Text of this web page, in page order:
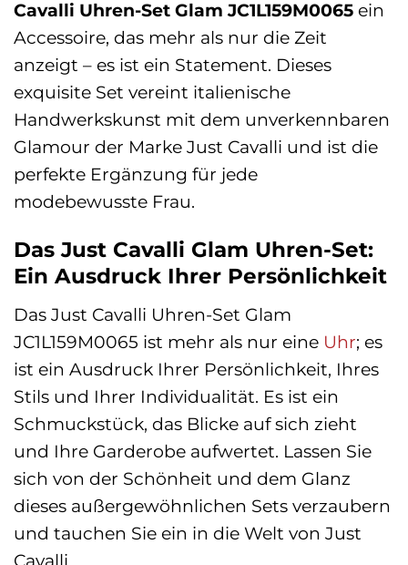
Cavalli Uhren-Set Glam JC1L159M0065 ein
Accessoire, das mehr als nur die Zeit
anzeigt – es ist ein Statement. Dieses
exquisite Set vereint italienische
Handwerkskunst mit dem unverkennbaren
Glamour der Marke Just Cavalli und ist die
perfekte Ergänzung für jede
modebewusste Frau.
Das Just Cavalli Glam Uhren-Set:
Ein Ausdruck Ihrer Persönlichkeit
Das Just Cavalli Uhren-Set Glam
JC1L159M0065 ist mehr als nur eine Uhr; es
ist ein Ausdruck Ihrer Persönlichkeit, Ihres
Stils und Ihrer Individualität. Es ist ein
Schmuckstück, das Blicke auf sich zieht
und Ihre Garderobe aufwertet. Lassen Sie
sich von der Schönheit und dem Glanz
dieses außergewöhnlichen Sets verzaubern
und tauchen Sie ein in die Welt von Just
Cavalli.